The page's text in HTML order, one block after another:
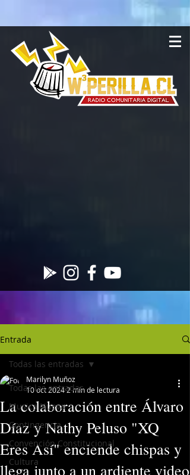
Entrada
Todas las entradas
Musica Nueva
Contingencia
Convención Constitucional
Cultura
Todas las entradas
La colaboración entre Álvaro
Díaz y Nathy Peluso "XQ
Eres Así" enciende chispas y
llega junto a un ardiente video
Marilyn Muñoz
10 oct 20242 min de lectura